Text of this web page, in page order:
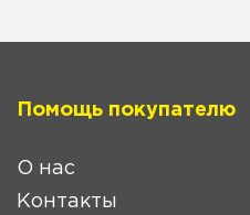
Помощь покупателю
О нас
Контакты